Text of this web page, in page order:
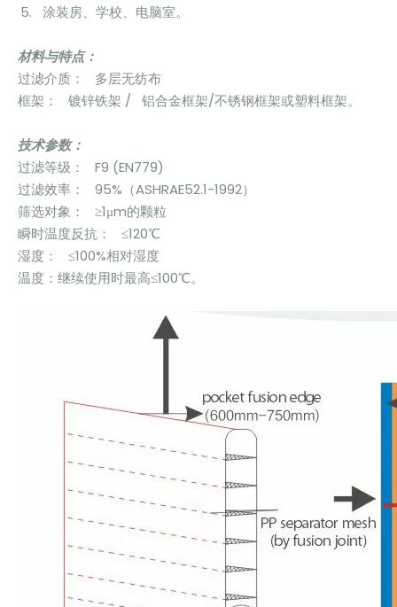
涂装房、学校、电脑室。
材料与特点：
过滤介质： 多层无纺布
框架： 镀锌铁架 / 铝合金框架/不锈钢框架或塑料框架。
技术参数：
过滤等级： F9 (EN779)
过滤效率： 95%（ASHRAE52.1-1992）
筛选对象： ≥1μm的颗粒
瞬时温度反抗： ≤120℃
湿度： ≤100%相对湿度
温度：继续使用时最高≤100℃。